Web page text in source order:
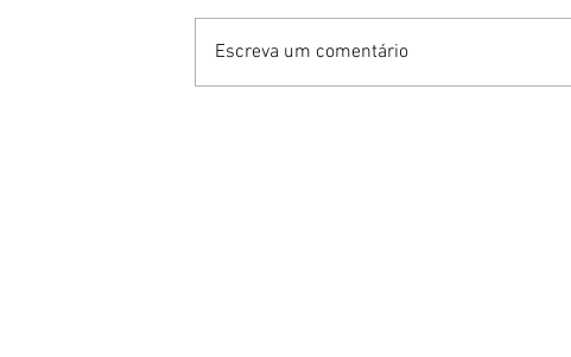
Escreva um comentário